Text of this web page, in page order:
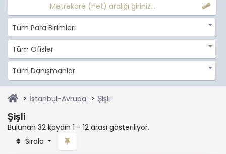
Metrekare (net) aralığı giriniz...
Tüm Para Birimleri
Tüm Ofisler
Tüm Danışmanlar
İstanbul-Avrupa Şişli
Şişli
Bulunan 32 kaydın 1 - 12 arası gösteriliyor.
Sırala